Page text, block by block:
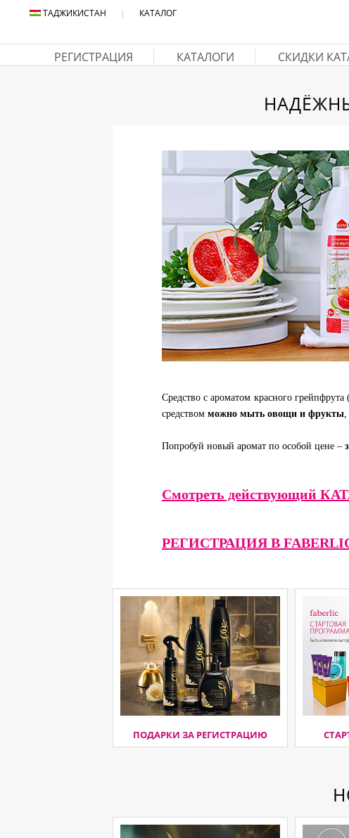
ТАДЖИКИСТАН | КАТАЛОГ
РЕГИСТРАЦИЯ КАТАЛОГИ СКИДКИ
Cредство с ароматом красного
средством можно мыть овощи и фрукты,
Попробуй новый аромат по особой цене –
Смотреть действующий
РЕГИСТРАЦИЯ В
ПОДАРКИ ЗА РЕГИСТРАЦИЮ